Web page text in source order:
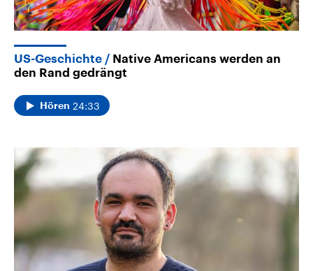
US-Geschichte
Native Americans werden an
den Rand gedrängt
Hören 24:33